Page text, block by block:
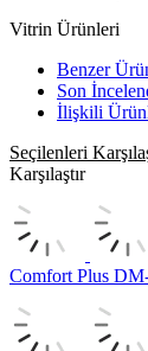
Vitrin Ürünleri
Benzer
Son
İlişkili
Seçilenleri
Karşılaştır
Comfort Plus